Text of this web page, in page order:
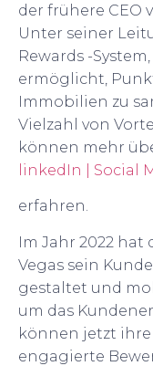
der frühere CEO
Unter seiner
Rewards -
ermöglicht,
Immobilien zu
Vielzahl von
können mehr
linkedIn | Social
erfahren.
Im Jahr 2022 hat
Vegas sein
gestaltet und
um das
können jetzt
engagierte